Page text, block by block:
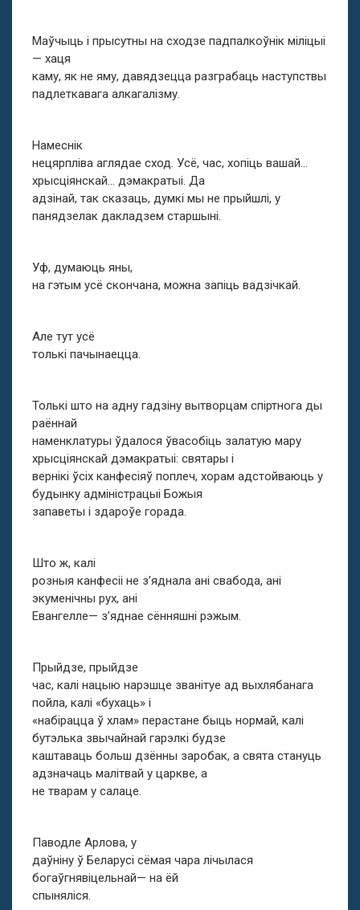
Маўчыць і прысутны на сходзе падпалкоўнік міліцыі
— хаця
каму, як не яму, давядзецца разграбаць наступствы
падлеткавага алкагалізму.
Намеснік
нецярпліва аглядае сход. Усё, час, хопіць вашай…
хрысціянскай… дэмакратыі. Да
адзінай, так сказаць, думкі мы не прыйшлі, у
панядзелак дакладзем старшыні.
Уф, думаюць яны,
на гэтым усё скончана, можна запіць вадзічкай.
Але тут усё
толькі пачынаецца.
Толькі што на адну гадзіну вытворцам спіртнога ды
раённай
наменклатуры ўдалося ўвасобіць залатую мару
хрысціянскай дэмакратыі: святары і
вернікі ўсіх канфесіяў поплеч, хорам адстойваюць у
будынку адміністрацыі Божыя
запаветы і здароўе горада.
Што ж, калі
розныя канфесіі не з’яднала ані свабода, ані
экуменічны рух, ані
Евангелле— з’яднае сённяшні рэжым.
Прыйдзе, прыйдзе
час, калі нацыю нарэшце званітуе ад выхлябанага
пойла, калі «бухаць» і
«набірацца ў хлам» перастане быць нормай, калі
бутэлька звычайнай гарэлкі будзе
каштаваць больш дзённы заробак, а свята стануць
адзначаць малітвай у царкве, а
не тварам у салаце.
Паводле Арлова, у
даўніну ў Беларусі сёмая чара лічылася
богаўгнявіцельнай— на ёй
спыняліся.